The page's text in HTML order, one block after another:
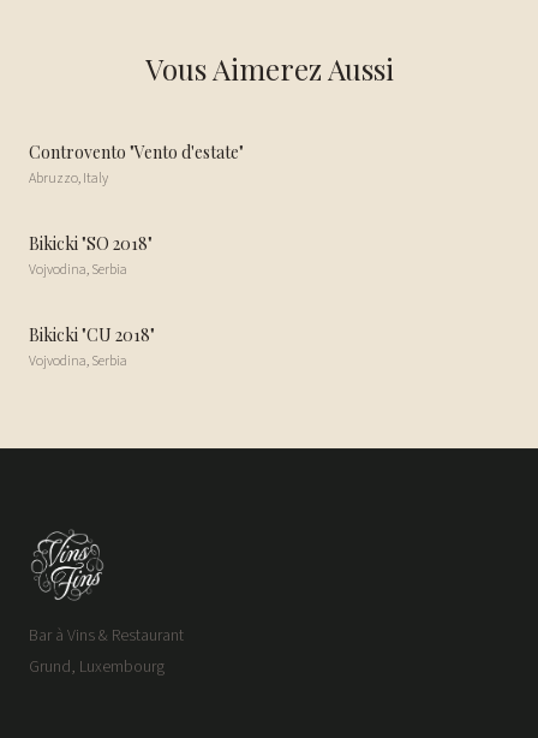
Vous Aimerez Aussi
Controvento "Vento d'estate"
Abruzzo,Italy
Bikicki "SO 2018"
Vojvodina,Serbia
Bikicki "CU 2018"
Vojvodina,Serbia
Bar à Vins & Restaurant
Grund, Luxembourg